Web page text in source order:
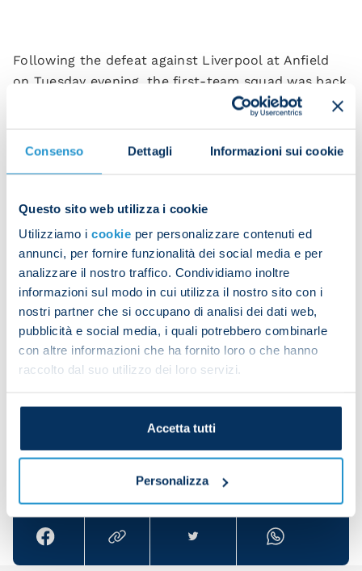
Consenso Dettagli Informazioni sui cookie
Questo sito web utilizza i cookie
Utilizziamo i cookie per personalizzare contenuti ed
annunci, per fornire funzionalità dei social media e per
analizzare il nostro traffico. Condividiamo inoltre
informazioni sul modo in cui utilizza il nostro sito con i
nostri partner che si occupano di analisi dei dati web,
pubblicità e social media, i quali potrebbero combinarle
con altre informazioni che ha fornito loro o che hanno
raccolto dal suo utilizzo dei loro servizi.
Accetta tutti
Personalizza
Following the defeat against Liverpool at Anfield
on Tuesday evening, the first-team squad was back
in training on Thursday to begin preparations for
CET on Saturday in Serie A Week 13.
The players kicked off with a gym session before
heading out on to pitch three for some rondos.
Technical and tactical drills were also on the
agenda prior to a small-sided game.